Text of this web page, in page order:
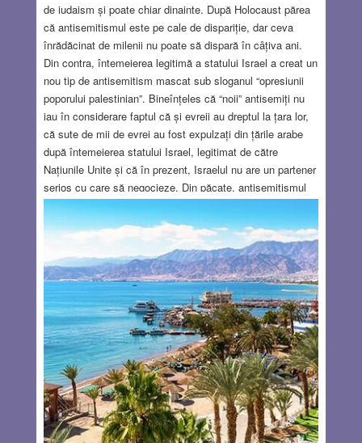
de iudaism și poate chiar dinainte. După Holocaust părea
că antisemitismul este pe cale de dispariție, dar ceva
înrădăcinat de milenii nu poate să dispară în câțiva ani.
Din contra, întemeierea legitimă a statului Israel a creat un
nou tip de antisemitism mascat sub sloganul “opresiunii
poporului palestinian”. Bineînțeles că “noii” antisemiți nu
iau în considerare faptul că și evreii au dreptul la țara lor,
că sute de mii de evrei au fost expulzați din țările arabe
după întemeierea statului Israel, legitimat de către
Națiunile Unite și că în prezent, Israelul nu are un partener
serios cu care să negocieze. Din păcate, antisemitismul
este alimentat și de către unii evrei, care pune o amprentă
rușinoasă (Bernard Madoff) sau discutabilă (George Soros)
asupra întregului popor evreu. Oare Soros poate fi
considerat un auto-antisemit prin faptul că subminează
statul Israel? Acest lucru este discutabil, fiindcă Soros nu-
și neagă originea evreiască și faptul că este supraviețuitor
al Holocaustului. Dar cu certitudine, prin atitudinea lui,
Soros produce pagube poporului evreu. Atitudini
asemănătoare dar și mai grave au avut Bruno Kreisky,
Richard Arens și Moshe Menuhin.
Read more…
APR 23, 2020 14 COMMENTS